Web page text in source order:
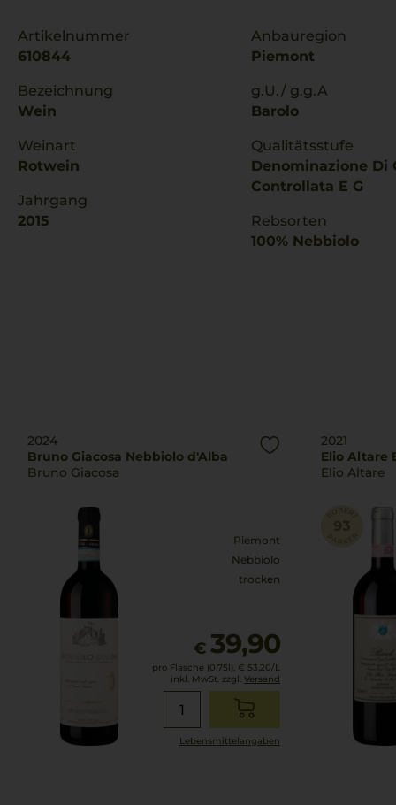
Artikelnummer
610844
Bezeichnung
Wein
Weinart
Rotwein
Jahrgang
2015
Anbauregion
Piemont
g.U./ g.g.A
Barolo
Qualitätsstufe
Denominazione Di
Controllata E G
Rebsorten
100% Nebbiolo
2024
Bruno Giacosa Nebbiolo d'Alba
Bruno Giacosa
Piemont
Nebbiolo
trocken
€ 39,90
pro Flasche (0.75l), € 53,20/L
inkl. MwSt. zzgl. Versand
Lebensmittel­angaben
2021
Elio Altare
Elio Altare